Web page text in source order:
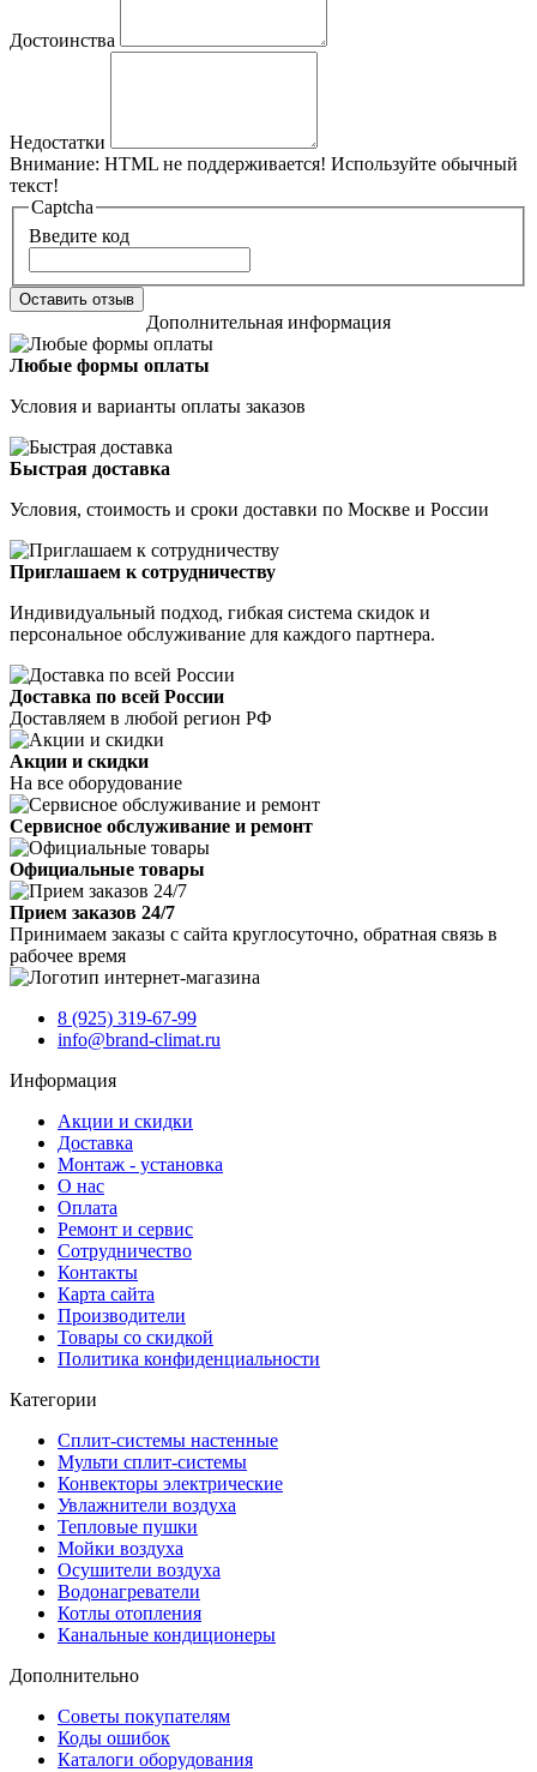
Достоинства
Недостатки
Внимание: HTML не поддерживается! Используйте обычный
текст!
Captcha
Введите код
Оставить отзыв
Дополнительная информация
Любые формы оплаты
Условия и варианты оплаты заказов
Быстрая доставка
Условия, стоимость и сроки доставки по Москве и России
Приглашаем к сотрудничеству
Индивидуальный подход, гибкая система скидок и
персональное обслуживание для каждого партнера.
Доставка по всей России
Доставляем в любой регион РФ
Акции и скидки
На все оборудование
Сервисное обслуживание и ремонт
Официальные товары
Прием заказов 24/7
Принимаем заказы с сайта круглосуточно, обратная связь в
рабочее время
8 (925) 319-67-99
info@brand-climat.ru
Информация
Акции и скидки
Доставка
Монтаж - установка
О нас
Оплата
Ремонт и сервис
Сотрудничество
Контакты
Карта сайта
Производители
Товары со скидкой
Политика конфиденциальности
Категории
Сплит-системы настенные
Мульти сплит-системы
Конвекторы электрические
Увлажнители воздуха
Тепловые пушки
Мойки воздуха
Осушители воздуха
Водонагреватели
Котлы отопления
Канальные кондиционеры
Дополнительно
Советы покупателям
Коды ошибок
Каталоги оборудования